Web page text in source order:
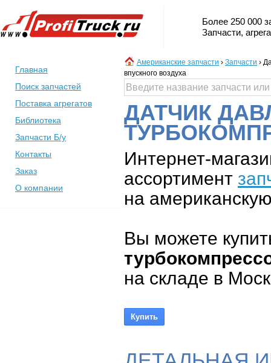
Более 250 000
Запчасти,
Главная
Поиск запчастей
Поставка агрегатов
Библиотека
Запчасти Б/у
Контакты
Заказ
О компании
Американские запчасти › Запчасти ›
впускного воздуха
ДАТЧИК
Интернет-
ассортимент
на
Вы можете
на складе в